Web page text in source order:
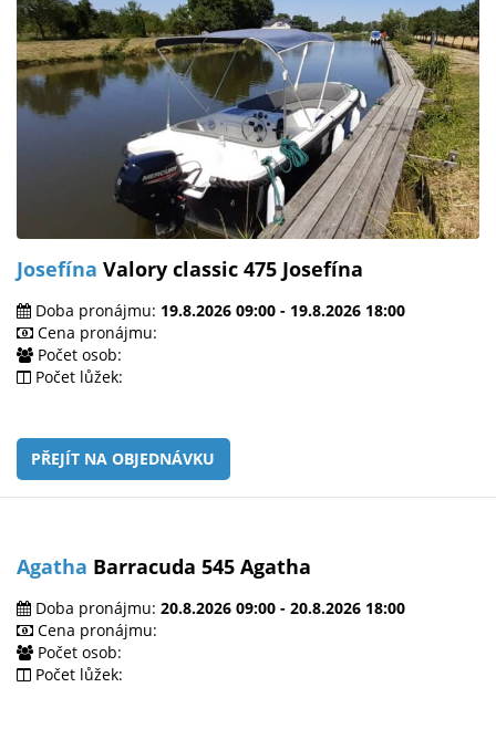
Josefína Valory classic 475 Josefína
Doba pronájmu: 19.8.2026 09:00 - 19.8.2026 18:00
Cena pronájmu:
Počet osob:
Počet lůžek:
PŘEJÍT NA OBJEDNÁVKU
Agatha Barracuda 545 Agatha
Doba pronájmu: 20.8.2026 09:00 - 20.8.2026 18:00
Cena pronájmu:
Počet osob:
Počet lůžek: